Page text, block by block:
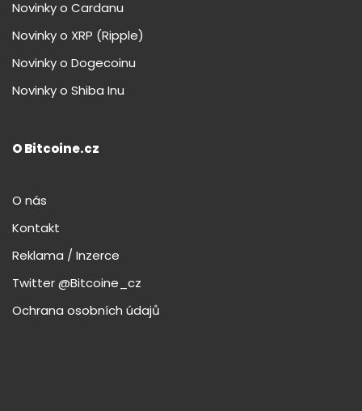
Novinky o Cardanu
Novinky o XRP (Ripple)
Novinky o Dogecoinu
Novinky o Shiba Inu
O Bitcoine.cz
O nás
Kontakt
Reklama / Inzerce
Twitter @Bitcoine_cz
Ochrana osobních údajů